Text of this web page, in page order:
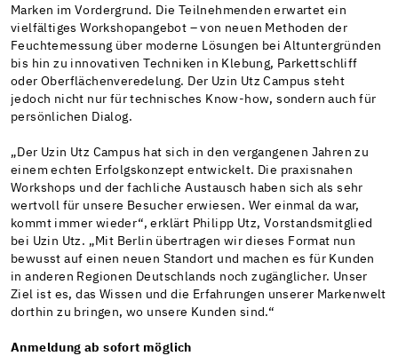
Marken im Vordergrund. Die Teilnehmenden erwartet ein
vielfältiges Workshopangebot – von neuen Methoden der
Feuchtemessung über moderne Lösungen bei Altuntergründen
bis hin zu innovativen Techniken in Klebung, Parkettschliff
oder Oberflächenveredelung. Der Uzin Utz Campus steht
jedoch nicht nur für technisches Know-how, sondern auch für
persönlichen Dialog.
„Der Uzin Utz Campus hat sich in den vergangenen Jahren zu
einem echten Erfolgskonzept entwickelt. Die praxisnahen
Workshops und der fachliche Austausch haben sich als sehr
wertvoll für unsere Besucher erwiesen. Wer einmal da war,
kommt immer wieder“, erklärt Philipp Utz, Vorstandsmitglied
bei Uzin Utz. „Mit Berlin übertragen wir dieses Format nun
bewusst auf einen neuen Standort und machen es für Kunden
in anderen Regionen Deutschlands noch zugänglicher. Unser
Ziel ist es, das Wissen und die Erfahrungen unserer Markenwelt
dorthin zu bringen, wo unsere Kunden sind.“
Anmeldung ab sofort möglich